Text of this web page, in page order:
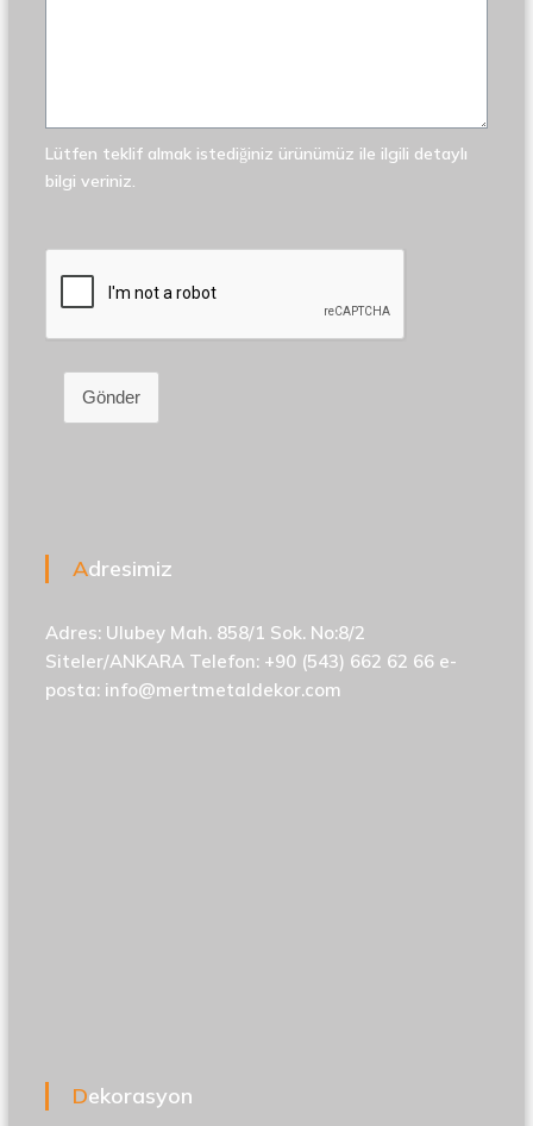
Lütfen teklif almak istediğiniz ürünümüz ile ilgili detaylı
bilgi veriniz.
Gönder
Adresimiz
Adres: Ulubey Mah. 858/1 Sok. No:8/2
Siteler/ANKARA Telefon: +90 (543) 662 62 66 e-
posta: info@mertmetaldekor.com
Dekorasyon